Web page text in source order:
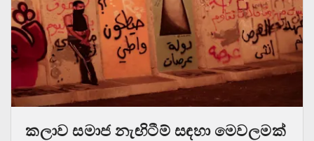
කලාව සමාජ නැඟිටීම් සඳහා මෙවලමක්